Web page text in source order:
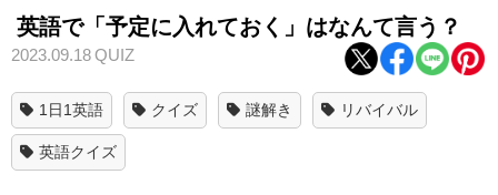
英語で「予定に入れておく」はなんて言う？
2023.09.18QUIZ
1日1英語 クイズ 謎解き リバイバル
英語クイズ